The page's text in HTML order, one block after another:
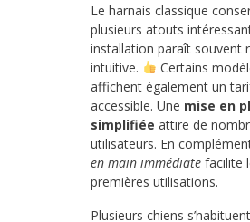
Le harnais classique
plusieurs atouts
installation paraît souvent
intuitive.
Certains
affichent également un
accessible. Une mise en
simplifiée attire de
utilisateurs. En
en main immédiate facilite
premières utilisations.
Plusieurs chiens s’habituent